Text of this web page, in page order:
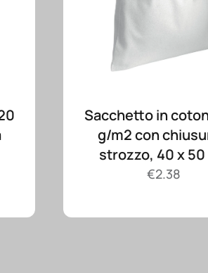
Sacchetto in
g/m2 con
strozzo, 40 x 50
€2.38